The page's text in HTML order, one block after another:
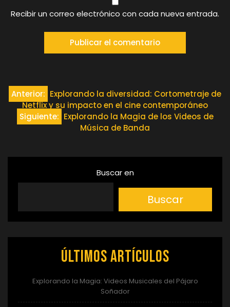
Recibir un correo electrónico con cada nueva entrada.
Navegación
de
Anterior: Explorando la diversidad: Cortometraje de
Netflix y su impacto en el cine contemporáneo
Siguiente: Explorando la Magia de los Videos de
Música de Banda
Buscar en
Buscar
Últimos artículos
Explorando la Magia: Videos Musicales del Pájaro
Soñador